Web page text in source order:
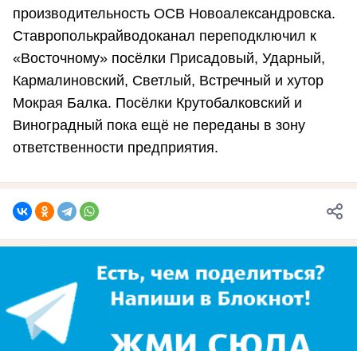
производительность ОСВ Новоалександровска.
Ставрополькрайводоканал переподключил к
«Восточному» посёлки Присадовый, Ударный,
Кармалиновский, Светлый, Встречный и хутор
Мокрая Балка. Посёлки Крутобалковский и
Виноградный пока ещё не переданы в зону
ответственности предприятия.